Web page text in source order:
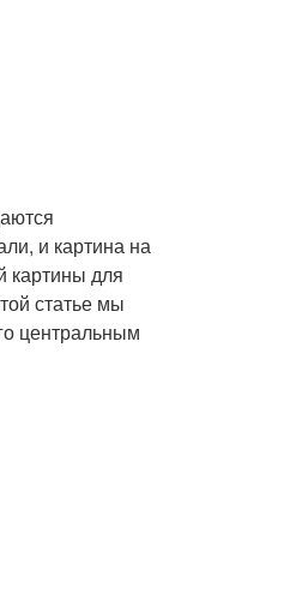
и картина на
картины для
статье мы
центральным